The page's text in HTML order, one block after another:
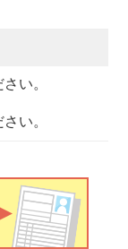
い。
い。